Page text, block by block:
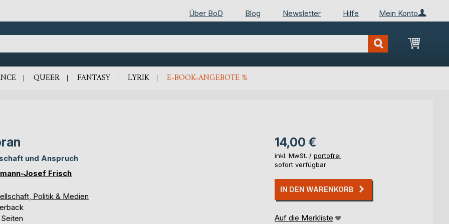
Mein Konto
Über BoD Blog Newsletter Hilfe
Mein
QUEER FANTASY LYRIK E-BOOK-ANGEBOTE %
und Anspruch
Josef Frisch
Politik & Medien
14,00 €
inkl. MwSt. / portofrei
sofort verfügbar
IN DEN WARENKORB
Auf die Merkliste